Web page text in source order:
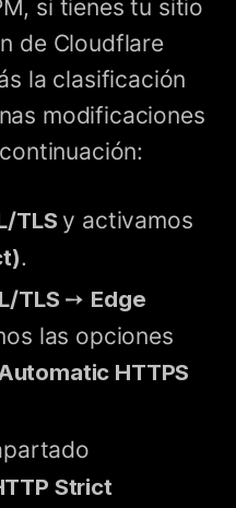
si tienes tu sitio
de Cloudflare
la clasificación
modificaciones
TLS y activamos
.
TLS ➙ Edge
las opciones
HTTPS
Strict